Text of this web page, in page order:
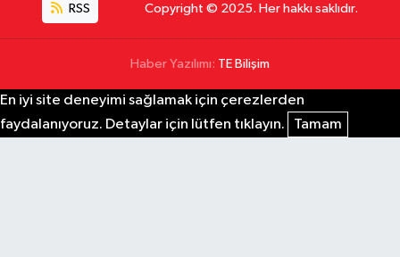
RSS Copyright © 2025. Her hakkı saklıdır.
Haber Yazılımı: TE Bilişim
En iyi site deneyimi sağlamak için çerezlerden
faydalanıyoruz. Detaylar için lütfen tıklayın.
Tamam